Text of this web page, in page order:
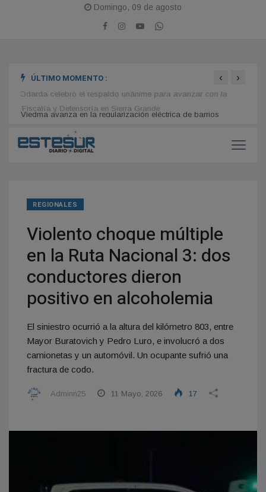
Domingo, 09 de agosto
ÚLTIMO MOMENTO :
Odarda celebró el respaldo unánime para avanzar con la
Fiscalía y Defensoría en Sierra Grande
‹ ›
REGIONALES
Violento choque múltiple
en la Ruta Nacional 3: dos
conductores dieron
positivo en alcoholemia
El siniestro ocurrió a la altura del kilómetro 803, entre
Mayor Buratovich y Pedro Luro, e involucró a dos
camionetas y un automóvil. Un ocupante sufrió una
fractura de codo.
Adminn25 11 Mayo, 2026 17